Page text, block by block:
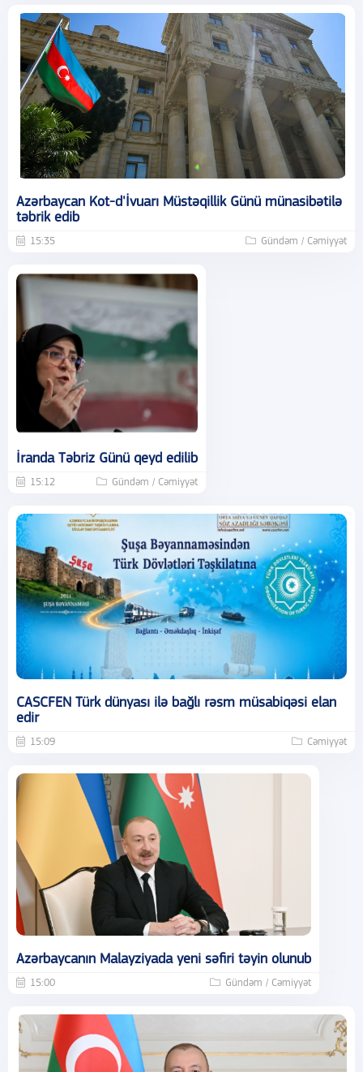
Azərbaycan Kot-d'İvuarı Müstəqillik Günü münasibətilə
təbrik edib
15:35 Gündəm / Cəmiyyət
İranda Təbriz Günü qeyd edilib
15:12 Gündəm / Cəmiyyət
CASCFEN Türk dünyası ilə bağlı rəsm müsabiqəsi elan
edir
15:09 Cəmiyyət
Azərbaycanın Malayziyada yeni səfiri təyin olunub
15:00 Gündəm / Cəmiyyət